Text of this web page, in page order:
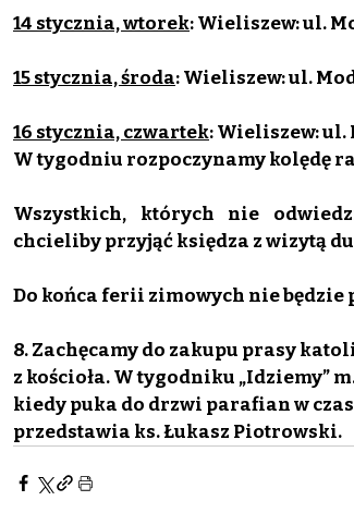
14 stycznia, wtorek: Wieliszew: ul.
15 stycznia, środa: Wieliszew: ul.
16 stycznia, czwartek: Wieliszew: ul.
W tygodniu rozpoczynamy kolędę
Wszystkich, których nie
chcieliby przyjąć księdza z wizytą
Do końca ferii zimowych nie będzie
8. Zachęcamy do zakupu prasy
z kościoła. W tygodniku „Idziemy”
kiedy puka do drzwi parafian w
przedstawia ks. Łukasz Piotrowski.